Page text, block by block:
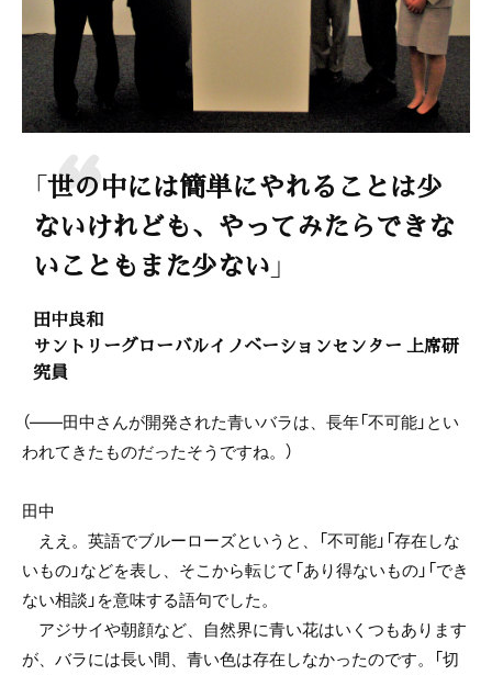
「世の中には簡単にやれることは少
ないけれども、やってみたらできな
いこともまた少ない」
田中良和
サントリーグローバルイノベーションセンター 上席研
究員
（――田中さんが開発された青いバラは、長年「不可能」とい
われてきたものだったそうですね。）
田中
ええ。英語でブルーローズというと、「不可能」「存在しな
いもの」などを表し、そこから転じて「あり得ないもの」「でき
ない相談」を意味する語句でした。
アジサイや朝顔など、自然界に青い花はいくつもあります
が、バラには長い間、青い色は存在しなかったのです。「切